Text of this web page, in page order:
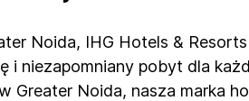
Noida, IHG Hotels &
i niezapomniany pobyt dla
Greater Noida, nasza marka